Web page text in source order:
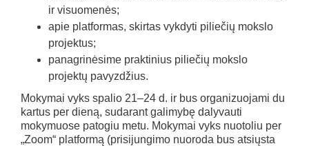
ir visuomenės;
apie platformas, skirtas vykdyti piliečių mokslo
projektus;
panagrinėsime praktinius piliečių mokslo
projektų pavyzdžius.
Mokymai vyks spalio 21–24 d. ir bus organizuojami du
kartus per dieną, sudarant galimybę dalyvauti
mokymuose patogiu metu. Mokymai vyks nuotoliu per
„Zoom“ platformą (prisijungimo nuoroda bus atsiųsta